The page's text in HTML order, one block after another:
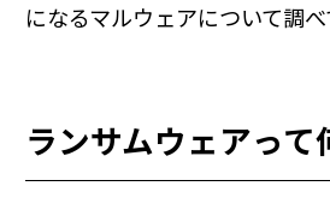
になるマルウェアについて調べ
ランサムウェアって